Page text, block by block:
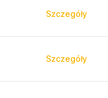
Szczegóły
Szczegóły